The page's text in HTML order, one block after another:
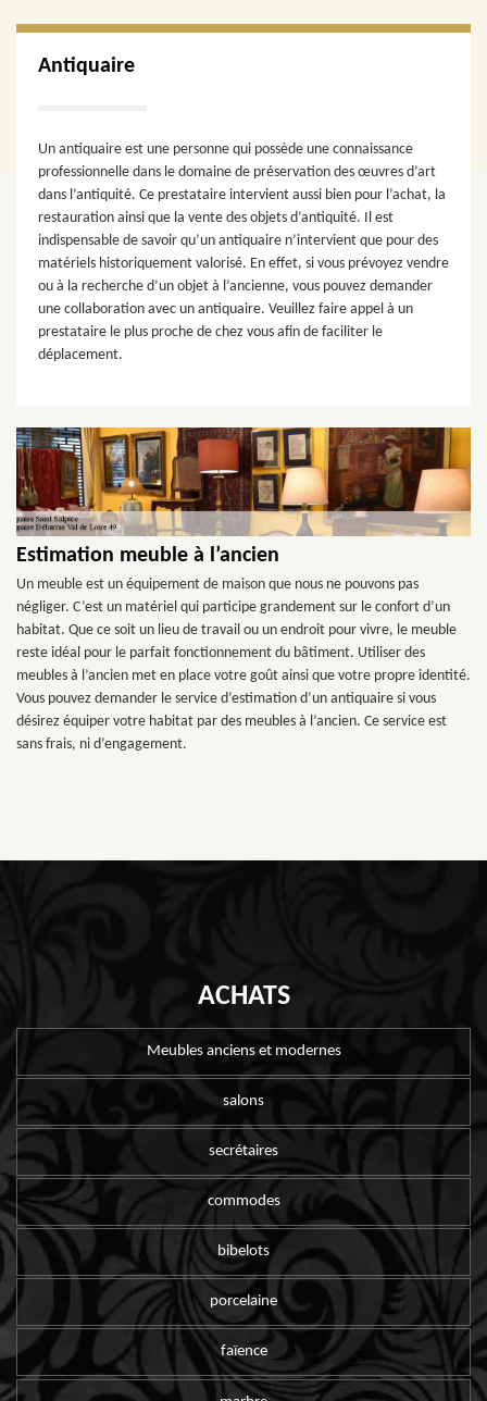
Antiquaire
Un antiquaire est une personne qui possède une connaissance
professionnelle dans le domaine de préservation des œuvres d’art
dans l’antiquité. Ce prestataire intervient aussi bien pour l’achat, la
restauration ainsi que la vente des objets d’antiquité. Il est
indispensable de savoir qu’un antiquaire n’intervient que pour des
matériels historiquement valorisé. En effet, si vous prévoyez vendre
ou à la recherche d’un objet à l’ancienne, vous pouvez demander
une collaboration avec un antiquaire. Veuillez faire appel à un
prestataire le plus proche de chez vous afin de faciliter le
déplacement.
Estimation meuble à l’ancien
Un meuble est un équipement de maison que nous ne pouvons pas
négliger. C’est un matériel qui participe grandement sur le confort d’un
habitat. Que ce soit un lieu de travail ou un endroit pour vivre, le meuble
reste idéal pour le parfait fonctionnement du bâtiment. Utiliser des
meubles à l’ancien met en place votre goût ainsi que votre propre identité.
Vous pouvez demander le service d’estimation d’un antiquaire si vous
désirez équiper votre habitat par des meubles à l’ancien. Ce service est
sans frais, ni d’engagement.
ACHATS
Meubles anciens et modernes
salons
secrétaires
commodes
bibelots
porcelaine
faïence